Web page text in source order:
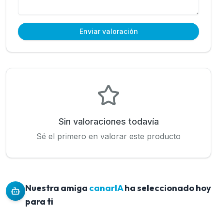
Enviar valoración
Sin valoraciones todavía
Sé el primero en valorar este producto
Nuestra amiga canarIAha seleccionado hoy
para ti